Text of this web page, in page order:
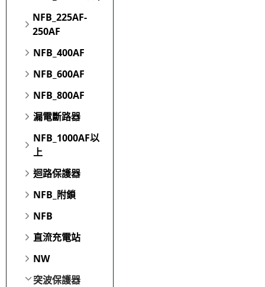
NFB_225AF-
250AF
NFB_400AF
NFB_600AF
NFB_800AF
漏電斷路器
NFB_1000AF以
上
迴路保護器
NFB_附鎖
NFB
直流充電站
NW
突波保護器